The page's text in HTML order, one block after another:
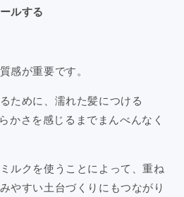
ルする
感が重要です。
ために、濡れた髪につける
かさを感じるまでまんべんなく
ルクを使うことによって、重ね
やすい土台づくりにもつながり